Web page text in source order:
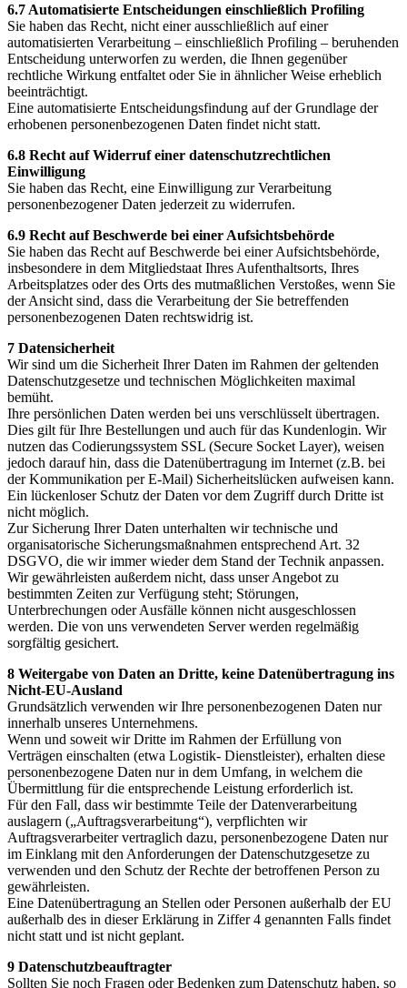
6.7 Automatisierte Entscheidungen einschließlich Profiling
Sie haben das Recht, nicht einer ausschließlich auf einer
automatisierten Verarbeitung – einschließlich Profiling – beruhenden
Entscheidung unterworfen zu werden, die Ihnen gegenüber
rechtliche Wirkung entfaltet oder Sie in ähnlicher Weise erheblich
beeinträchtigt.
Eine automatisierte Entscheidungsfindung auf der Grundlage der
erhobenen personenbezogenen Daten findet nicht statt.
6.8 Recht auf Widerruf einer datenschutzrechtlichen
Einwilligung
Sie haben das Recht, eine Einwilligung zur Verarbeitung
personenbezogener Daten jederzeit zu widerrufen.
6.9 Recht auf Beschwerde bei einer Aufsichtsbehörde
Sie haben das Recht auf Beschwerde bei einer Aufsichtsbehörde,
insbesondere in dem Mitgliedstaat Ihres Aufenthaltsorts, Ihres
Arbeitsplatzes oder des Orts des mutmaßlichen Verstoßes, wenn Sie
der Ansicht sind, dass die Verarbeitung der Sie betreffenden
personenbezogenen Daten rechtswidrig ist.
7 Datensicherheit
Wir sind um die Sicherheit Ihrer Daten im Rahmen der geltenden
Datenschutzgesetze und technischen Möglichkeiten maximal
bemüht.
Ihre persönlichen Daten werden bei uns verschlüsselt übertragen.
Dies gilt für Ihre Bestellungen und auch für das Kundenlogin. Wir
nutzen das Codierungssystem SSL (Secure Socket Layer), weisen
jedoch darauf hin, dass die Datenübertragung im Internet (z.B. bei
der Kommunikation per E-Mail) Sicherheitslücken aufweisen kann.
Ein lückenloser Schutz der Daten vor dem Zugriff durch Dritte ist
nicht möglich.
Zur Sicherung Ihrer Daten unterhalten wir technische und
organisatorische Sicherungsmaßnahmen entsprechend Art. 32
DSGVO, die wir immer wieder dem Stand der Technik anpassen.
Wir gewährleisten außerdem nicht, dass unser Angebot zu
bestimmten Zeiten zur Verfügung steht; Störungen,
Unterbrechungen oder Ausfälle können nicht ausgeschlossen
werden. Die von uns verwendeten Server werden regelmäßig
sorgfältig gesichert.
8 Weitergabe von Daten an Dritte, keine Datenübertragung ins
Nicht-EU-Ausland
Grundsätzlich verwenden wir Ihre personenbezogenen Daten nur
innerhalb unseres Unternehmens.
Wenn und soweit wir Dritte im Rahmen der Erfüllung von
Verträgen einschalten (etwa Logistik- Dienstleister), erhalten diese
personenbezogene Daten nur in dem Umfang, in welchem die
Übermittlung für die entsprechende Leistung erforderlich ist.
Für den Fall, dass wir bestimmte Teile der Datenverarbeitung
auslagern („Auftragsverarbeitung“), verpflichten wir
Auftragsverarbeiter vertraglich dazu, personenbezogene Daten nur
im Einklang mit den Anforderungen der Datenschutzgesetze zu
verwenden und den Schutz der Rechte der betroffenen Person zu
gewährleisten.
Eine Datenübertragung an Stellen oder Personen außerhalb der EU
außerhalb des in dieser Erklärung in Ziffer 4 genannten Falls findet
nicht statt und ist nicht geplant.
9 Datenschutzbeauftragter
Sollten Sie noch Fragen oder Bedenken zum Datenschutz haben, so